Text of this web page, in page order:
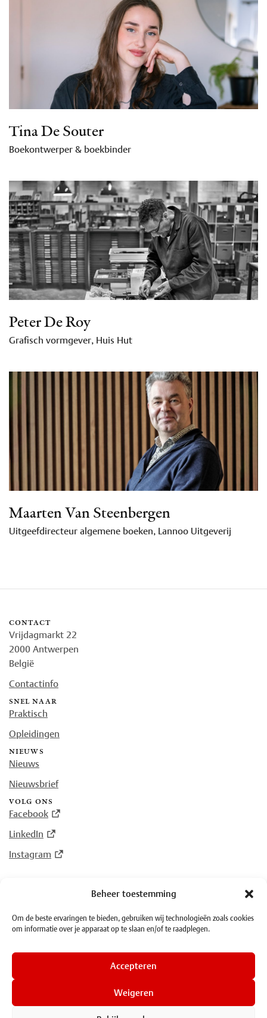
Beheer toestemming
Om de beste ervaringen te bieden, gebruiken wij technologieën zoals cookies
om informatie over je apparaat op te slaan en/of te raadplegen.
Accepteren
Weigeren
Tina De Souter
Boekontwerper & boekbinder
Peter De Roy
Grafisch vormgever, Huis Hut
Maarten Van Steenbergen
Uitgeefdirecteur algemene boeken, Lannoo Uitgeverij
contact
Vrijdagmarkt 22
2000 Antwerpen
België
Contactinfo
snel naar
Praktisch
Opleidingen
nieuws
Nieuws
Nieuwsbrief
volg ons
Facebook
LinkedIn
Instagram
© Plantin Instituut voor Typografie 2026
·
Algemene voorwaarden · Privacy